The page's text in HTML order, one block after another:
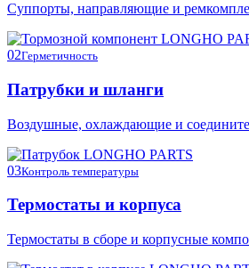
Суппорты, направляющие и
02Герметичность
Патрубки и шланги
Воздушные, охлаждающие и
03Контроль температуры
Термостаты и корпуса
Термостаты в сборе и корпусные